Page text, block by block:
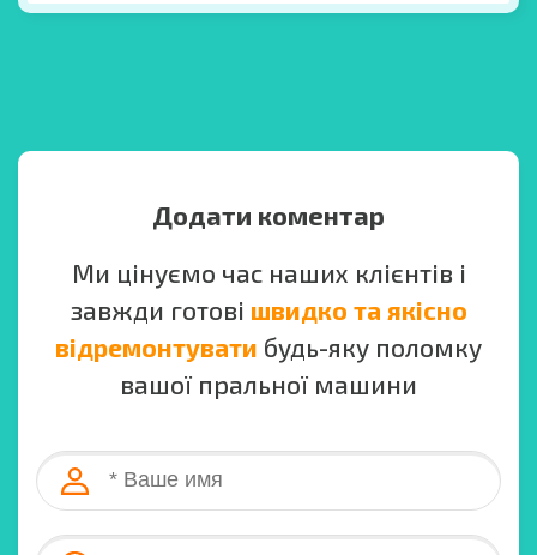
Додати коментар
Ми цінуємо час наших клієнтів і
завжди готові швидко та якісно
відремонтувати будь-яку поломку
вашої пральної машини